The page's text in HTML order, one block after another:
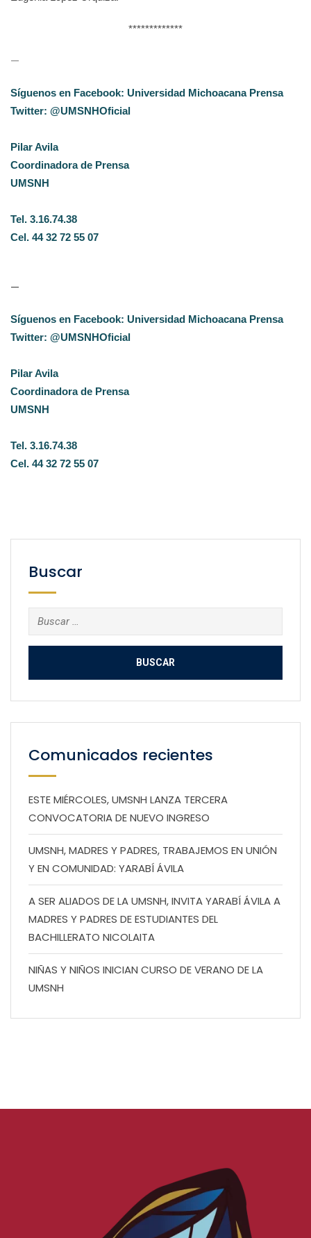
*************
—
Síguenos en Facebook: Universidad Michoacana Prensa
Twitter: @UMSNHOficial
Pilar Avila
Coordinadora de Prensa
UMSNH
Tel. 3.16.74.38
Cel. 44 32 72 55 07
—
Síguenos en Facebook: Universidad Michoacana Prensa
Twitter: @UMSNHOficial
Pilar Avila
Coordinadora de Prensa
UMSNH
Tel. 3.16.74.38
Cel. 44 32 72 55 07
Buscar
Buscar:
Comunicados recientes
ESTE MIÉRCOLES, UMSNH LANZA TERCERA
CONVOCATORIA DE NUEVO INGRESO
UMSNH, MADRES Y PADRES, TRABAJEMOS EN UNIÓN
Y EN COMUNIDAD: YARABÍ ÁVILA
A SER ALIADOS DE LA UMSNH, INVITA YARABÍ ÁVILA A
MADRES Y PADRES DE ESTUDIANTES DEL
BACHILLERATO NICOLAITA
NIÑAS Y NIÑOS INICIAN CURSO DE VERANO DE LA
UMSNH